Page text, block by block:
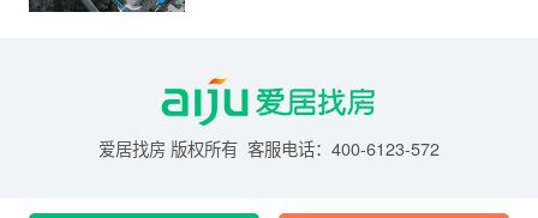
爱居找房 版权所有 客服电话：400-6123-572